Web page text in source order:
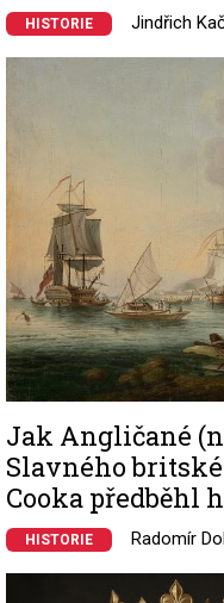
HISTORIE Jindřich
Jak Angličané
Slavného
Cooka předběhl
HISTORIE Radomír